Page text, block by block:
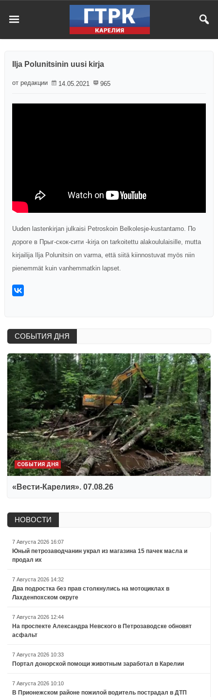
Ilja Polunitsinin uusi kirja
от редакции 14.05.2021 965
Uuden lastenkirjan julkaisi Petroskoin Belkolesje-kustantamo. По
дороге в Прыг-скок-сити -kirja on tarkoitettu alakoululaisille, mutta
kirjailija Ilja Polunitsin on varma, että siitä kiinnostuvat myös niin
pienemmät kuin vanhemmatkin lapset.
СОБЫТИЯ ДНЯ
СОБЫТИЯ ДНЯ
«Вести-Карелия». 07.08.26
НОВОСТИ
7 Августа 2026 16:07
Юный петрозаводчанин украл из магазина 15 пачек масла и
продал их
7 Августа 2026 14:32
Два подростка без прав столкнулись на мотоциклах в
Лахденпохском округе
7 Августа 2026 12:44
На проспекте Александра Невского в Петрозаводске обновят
асфальт
7 Августа 2026 10:33
Портал донорской помощи животным заработал в Карелии
7 Августа 2026 10:10
В Прионежском районе пожилой водитель пострадал в ДТП